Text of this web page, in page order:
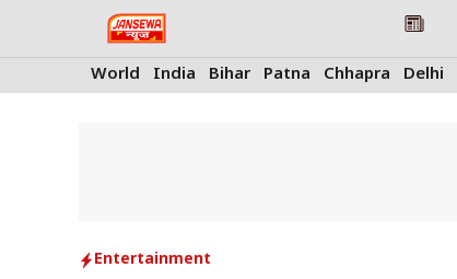
World India Bihar Patna Chhapra Delhi
Entertainment